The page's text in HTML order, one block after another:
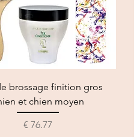
brossage finition gros
et chien moyen
السعر